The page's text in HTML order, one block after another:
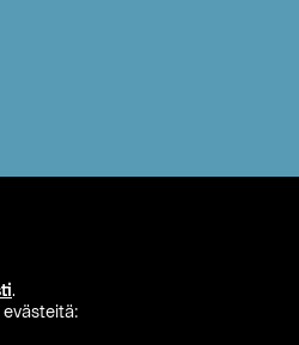
.
evästeitä: